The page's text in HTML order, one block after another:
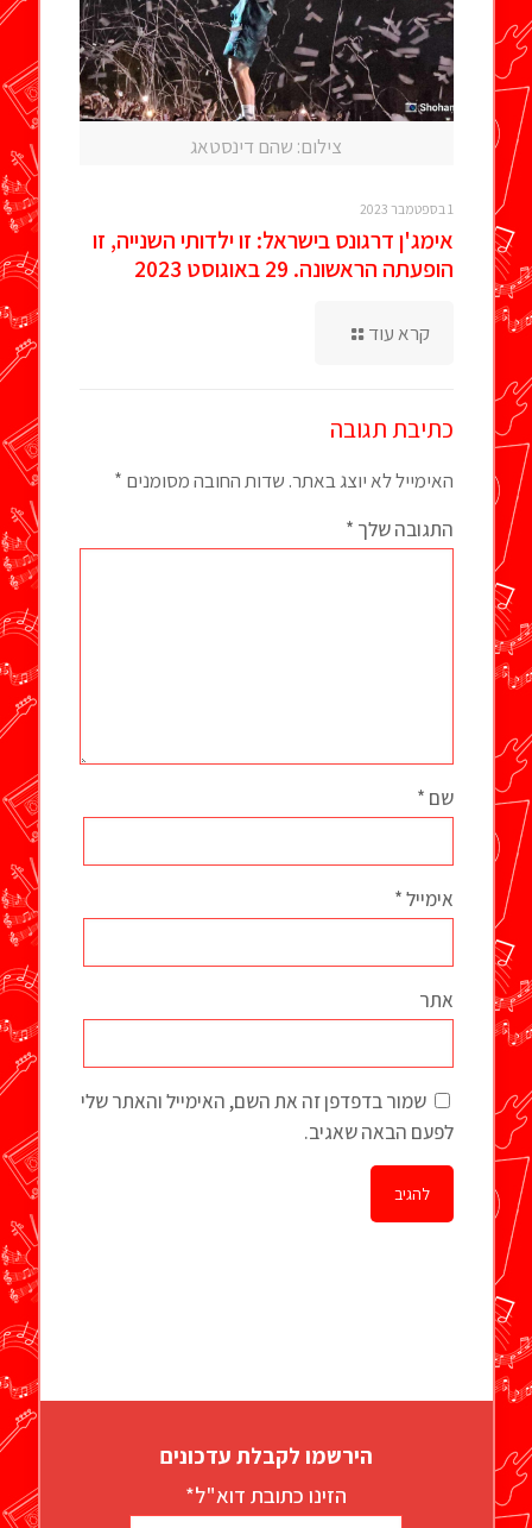
צילום: שהם דינסטאג
1 בספטמבר 2023
אימג'ן דרגונס בישראל: זו ילדותי השנייה, זו
הופעתה הראשונה. 29 באוגוסט 2023
קרא עוד
כתיבת תגובה
האימייל לא יוצג באתר. שדות החובה מסומנים *
התגובה שלך *
שם *
אימייל*
אתר
שמור בדפדפן זה את השם, האימייל והאתר שלי
לפעם הבאה שאגיב.
הירשמו לקבלת עדכונים
הזינו כתובת דוא"ל*